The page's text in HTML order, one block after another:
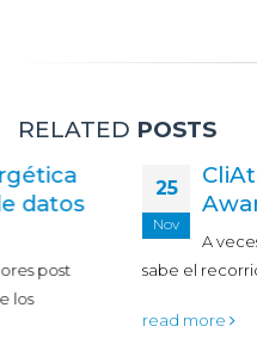
RELATED POSTS
25
CliAtec,
Awards 2016
A veces cuando se
sabe el recorrido y la